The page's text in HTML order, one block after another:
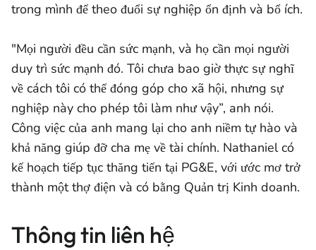
trong mình để theo đuổi sự nghiệp ổn định và bổ ích.
"Mọi người đều cần sức mạnh, và họ cần mọi người
duy trì sức mạnh đó. Tôi chưa bao giờ thực sự nghĩ
về cách tôi có thể đóng góp cho xã hội, nhưng sự
nghiệp này cho phép tôi làm như vậy”, anh nói.
Công việc của anh mang lại cho anh niềm tự hào và
khả năng giúp đỡ cha mẹ về tài chính. Nathaniel có
kế hoạch tiếp tục thăng tiến tại PG&E, với ước mơ trở
thành một thợ điện và có bằng Quản trị Kinh doanh.
Thông tin liên hệ